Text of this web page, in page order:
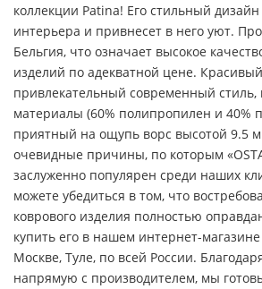
коллекции Patina! Его стильный
интерьера и привнесет в него уют.
Бельгия, что означает высокое
изделий по адекватной цене.
привлекательный современный стиль,
материалы (60% полипропилен и 40%
приятный на ощупь ворс высотой 9.5
очевидные причины, по которым
заслуженно популярен среди наших
можете убедиться в том, что
коврового изделия полностью
купить его в нашем интернет-магазине
Москве, Туле, по всей России.
напрямую с производителем, мы